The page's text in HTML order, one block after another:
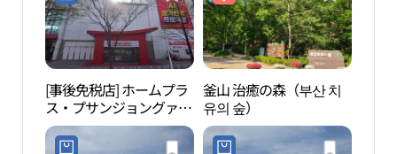
[事後免税店] ホームプラ
ス・プサンジョングァン
（釜山鼎冠）店(홈플러
스 부산정관점)
釜山 治癒の森（부산 치
유의 숲）